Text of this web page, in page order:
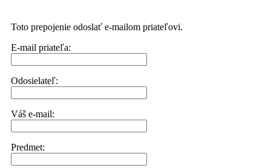
Toto prepojenie odoslať e-mailom priateľovi.
E-mail priateľa:
Odosielateľ:
Váš e-mail:
Predmet: